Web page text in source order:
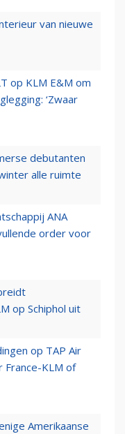
van nieuwe
op KLM E&M om
‘Zwaar
debutanten
alle ruimte
ANA
order voor
op Schiphol uit
op TAP Air
France-KLM of
Amerikaanse